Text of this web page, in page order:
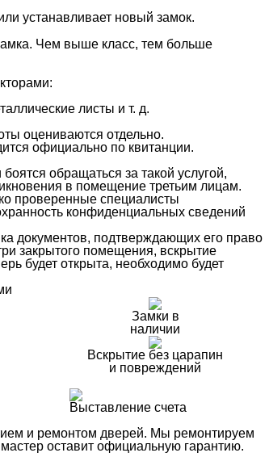
устанавливает новый замок.
Чем выше класс, тем больше
листы и т. д.
оцениваются отдельно.
официально по квитанции.
обращаться за такой услугой,
в помещение третьим лицам.
проверенные специалисты
конфиденциальных сведений
документов, подтверждающих его право
закрытого помещения, вскрытие
будет открыта, необходимо будет
Замки в
наличии
Вскрытие без царапин
и повреждений
Выставление счета
и ремонтом дверей. Мы ремонтируем
оставит официальную гарантию.